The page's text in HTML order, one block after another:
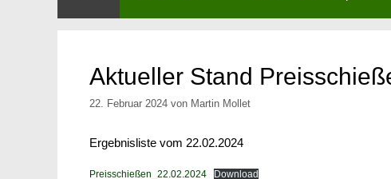
Aktueller Stand
22. Februar 2024 von Martin Mollet
Ergebnisliste vom 22.02.2024
Preisschießen_22.02.2024 Download